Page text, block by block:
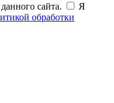
сайта.
Я
обработки